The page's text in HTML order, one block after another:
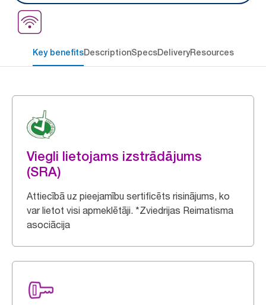
Key benefitsDescriptionSpecsDeliveryResources
Viegli lietojams izstrādājums
(SRA)
Attiecībā uz pieejamību sertificēts risinājums, ko
var lietot visi apmeklētāji. *Zviedrijas Reimatisma
asociācija